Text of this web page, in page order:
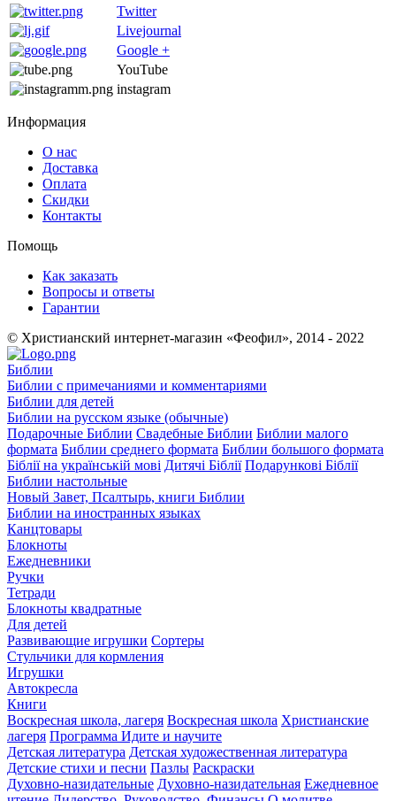
Twitter
Livejournal
Google +
YouTube
instagram
Информация
О нас
Доставка
Оплата
Скидки
Контакты
Помощь
Как заказать
Вопросы и ответы
Гарантии
© Христианский интернет-магазин «Феофил», 2014 - 2022
Библии
Библии с примечаниями и комментариями
Библии для детей
Библии на русском языке (обычные)
Подарочные Библии Свадебные Библии Библии малого
формата Библии среднего формата Библии большого формата
Біблії на українській мові Дитячі Біблії Подарункові Біблії
Библии настольные
Новый Завет, Псалтырь, книги Библии
Библии на иностранных языках
Канцтовары
Блокноты
Ежедневники
Ручки
Тетради
Блокноты квадратные
Для детей
Развивающие игрушки Сортеры
Стульчики для кормления
Игрушки
Автокресла
Книги
Воскресная школа, лагеря Воскресная школа Христианские
лагеря Программа Идите и научите
Детская литература Детская художественная литература
Детские стихи и песни Пазлы Раскраски
Духовно-назидательные Духовно-назидательная Ежедневное